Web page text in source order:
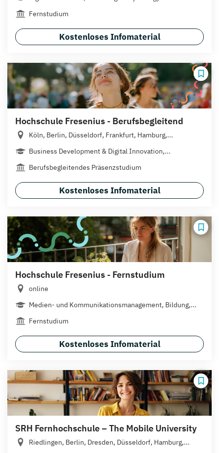
Fernstudium
Kostenloses Infomaterial
Hochschule Fresenius - Berufsbegleitend
Köln, Berlin, Düsseldorf, Frankfurt, Hamburg,...
Business Development & Digital Innovation,...
Berufsbegleitendes Präsenzstudium
Kostenloses Infomaterial
Hochschule Fresenius - Fernstudium
online
Medien- und Kommunikationsmanagement, Bildung,...
Fernstudium
Kostenloses Infomaterial
SRH Fernhochschule – The Mobile University
Riedlingen, Berlin, Dresden, Düsseldorf, Hamburg,...